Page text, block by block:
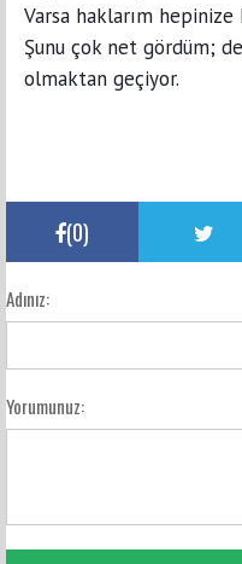
Varsa haklarım
Şunu çok net gördüm;
olmaktan geçiyor.
(0)
Adınız:
Yorumunuz: